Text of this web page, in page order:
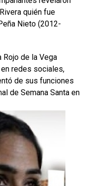
quién fue
Nieto (2012-
de la Vega
redes sociales,
de sus funciones
de Semana Santa en